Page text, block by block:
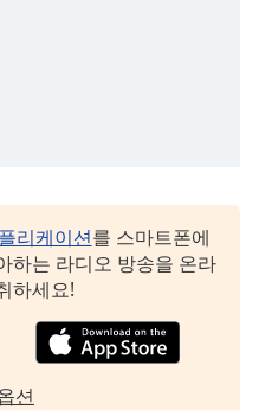
리케이션를 스마트폰에
하는 라디오 방송을 온라
하세요!
션